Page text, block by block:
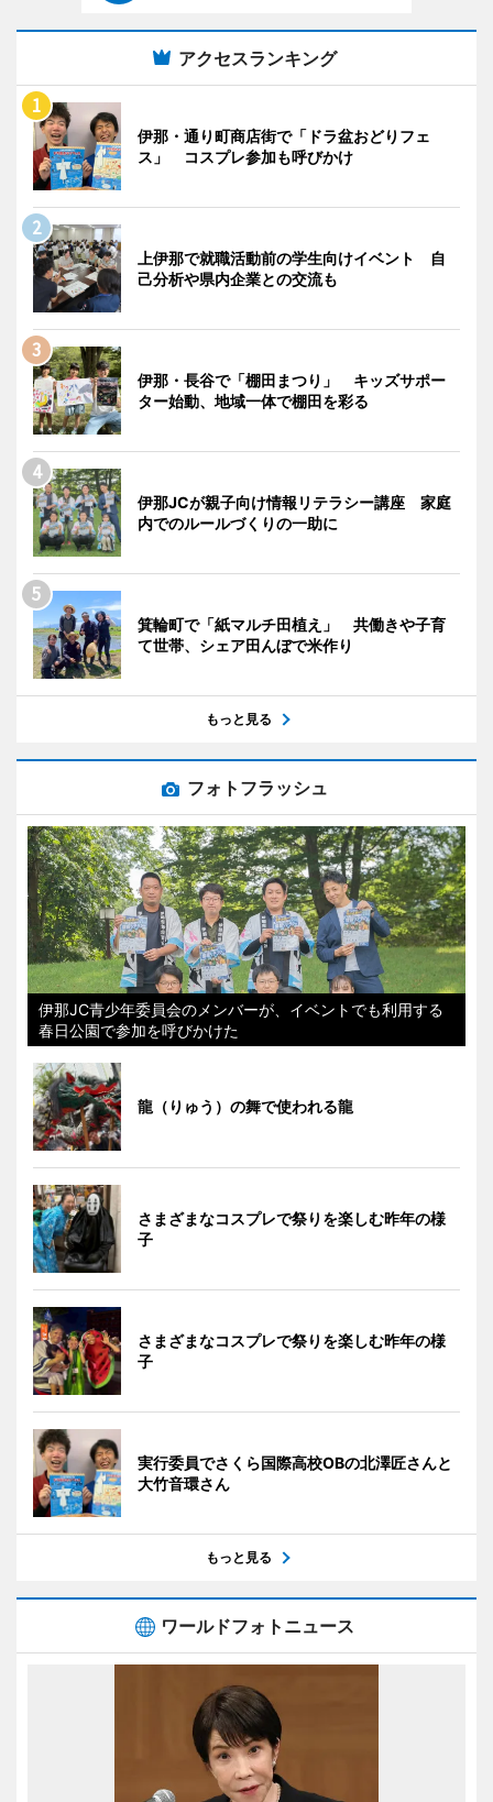
アクセスランキング
伊那・通り町商店街で「ドラ盆おどりフェ
ス」 コスプレ参加も呼びかけ
上伊那で就職活動前の学生向けイベント 自
己分析や県内企業との交流も
伊那・長谷で「棚田まつり」 キッズサポー
ター始動、地域一体で棚田を彩る
伊那JCが親子向け情報リテラシー講座 家庭
内でのルールづくりの一助に
箕輪町で「紙マルチ田植え」 共働きや子育
て世帯、シェア田んぼで米作り
もっと見る
フォトフラッシュ
伊那JC青少年委員会のメンバーが、イベントでも利用する
春日公園で参加を呼びかけた
龍（りゅう）の舞で使われる龍
さまざまなコスプレで祭りを楽しむ昨年の様
子
さまざまなコスプレで祭りを楽しむ昨年の様
子
実行委員でさくら国際高校OBの北澤匠さんと
大竹音環さん
もっと見る
ワールドフォトニュース